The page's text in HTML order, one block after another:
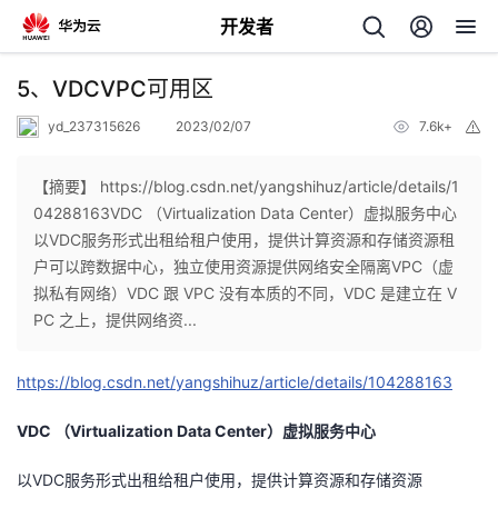
开发者
返
个
人
主
页
我
的
开
发
5、VDCVPC可用区
yd_237315626 2023/02/07 7.6k+
【摘要】 https://blog.csdn.net/yangshihuz/article/details/1
04288163VDC （Virtualization Data Center）虚拟服务中心
以VDC服务形式出租给租户使用，提供计算资源和存储资源租
户可以跨数据中心，独立使用资源提供网络安全隔离VPC（虚
拟私有网络）VDC 跟 VPC 没有本质的不同，VDC 是建立在 V
PC 之上，提供网络资...
https://blog.csdn.net/yangshihuz/article/details/104288163
VDC （Virtualization Data Center）虚拟服务中心
以VDC服务形式出租给租户使用，提供计算资源和存储资源